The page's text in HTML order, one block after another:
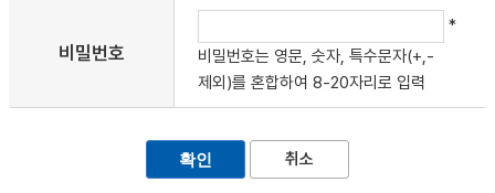
비밀번호
*
비밀번호는 영문, 숫자, 특수문자(+,-
제외)를 혼합하여 8-20자리로 입력
취소